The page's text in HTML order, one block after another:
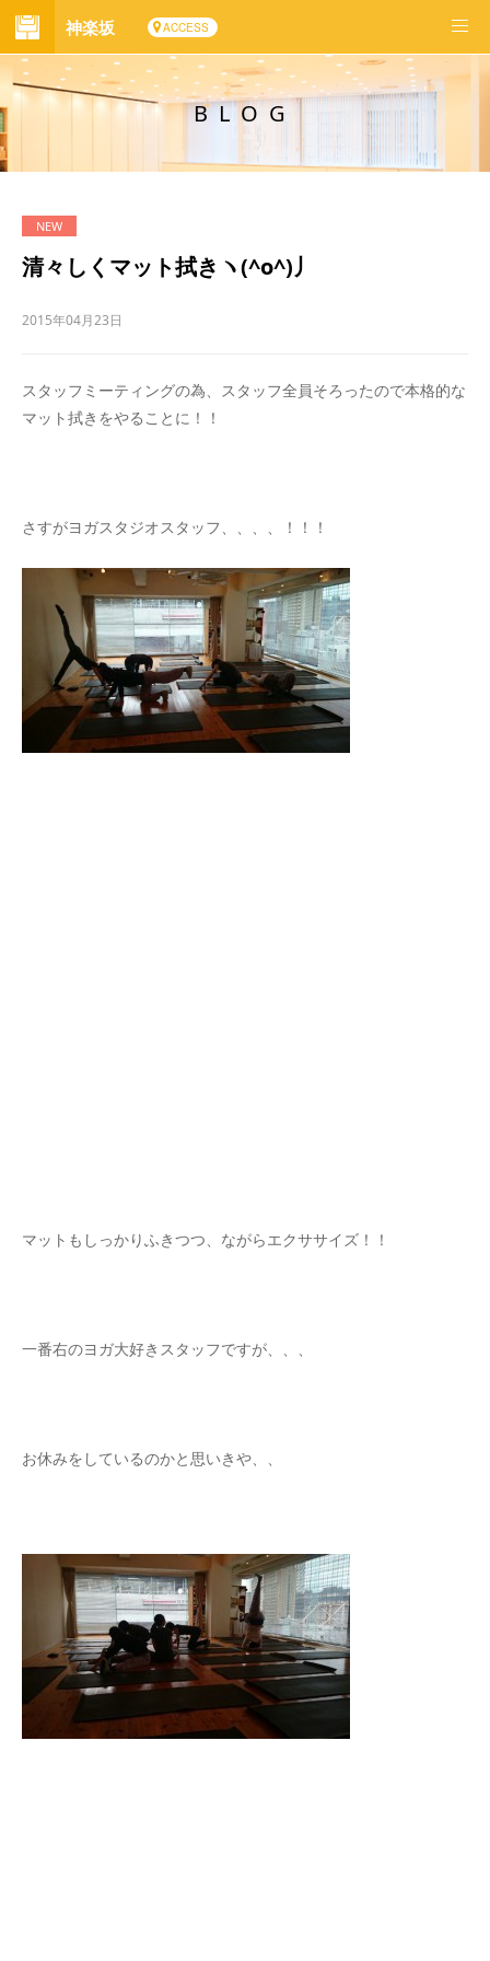
神楽坂 ACCESS
BLOG
清々しくマット拭きヽ(^o^)丿
2015年04月23日
スタッフミーティングの為、スタッフ全員そろったので本格的な
マット拭きをやることに！！
さすがヨガスタジオスタッフ、、、、！！！
マットもしっかりふきつつ、ながらエクササイズ！！
一番右のヨガ大好きスタッフですが、、、
お休みをしているのかと思いきや、、